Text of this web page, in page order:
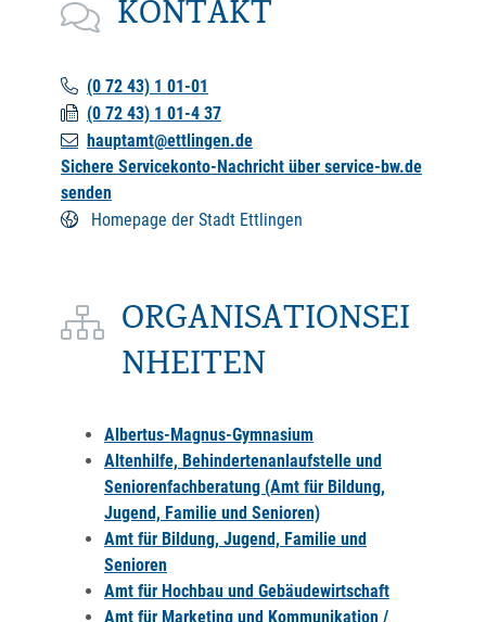
KONTAKT
(0 72 43) 1 01-01
(0 72 43) 1 01-4 37
hauptamt@ettlingen.de
Sichere Servicekonto-Nachricht über service-bw.de
senden
Homepage der Stadt Ettlingen
ORGANISATIONSEI
NHEITEN
Albertus-Magnus-Gymnasium
Altenhilfe, Behindertenanlaufstelle und
Seniorenfachberatung (Amt für Bildung,
Jugend, Familie und Senioren)
Amt für Bildung, Jugend, Familie und
Senioren
Amt für Hochbau und Gebäudewirtschaft
Amt für Marketing und Kommunikation /